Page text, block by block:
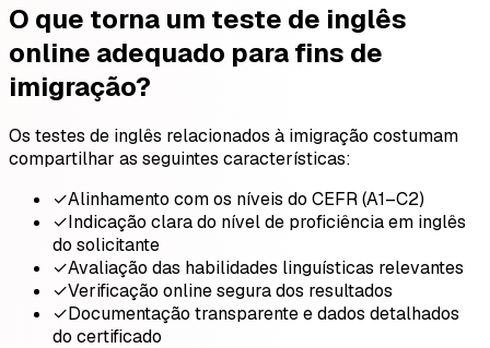
O que torna um teste de inglês
online adequado para fins de
imigração?
Os testes de inglês relacionados à imigração costumam
compartilhar as seguintes características:
✓Alinhamento com os níveis do CEFR (A1–C2)
✓Indicação clara do nível de proficiência em inglês
do solicitante
✓Avaliação das habilidades linguísticas relevantes
✓Verificação online segura dos resultados
✓Documentação transparente e dados detalhados
do certificado